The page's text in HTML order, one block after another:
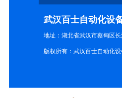
武汉百士自动化设
地址：湖北省武汉市蔡甸区
版权所有：武汉百士自动化